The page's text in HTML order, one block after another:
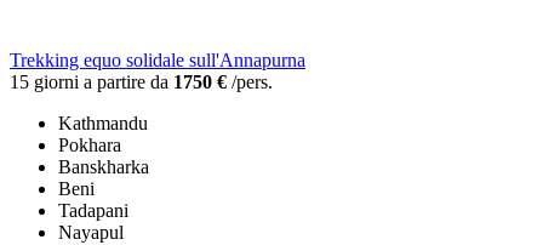
Trekking equo solidale sull'Annapurna
15 giorni a partire da 1750 € /pers.
Kathmandu
Pokhara
Banskharka
Beni
Tadapani
Nayapul